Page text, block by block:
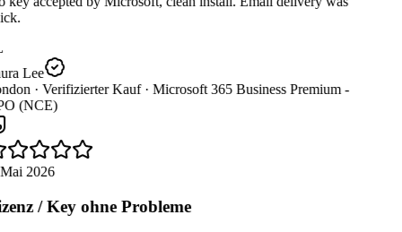
Lee
· Verifizierter Kauf · Microsoft 365 Business Premium -
(NCE)
2026
/ Key ohne Probleme